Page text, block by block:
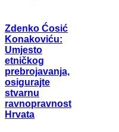
Zdenko Ćosić
Konakoviću:
Umjesto
etničkog
prebrojavanja,
osigurajte
stvarnu
ravnopravnost
Hrvata